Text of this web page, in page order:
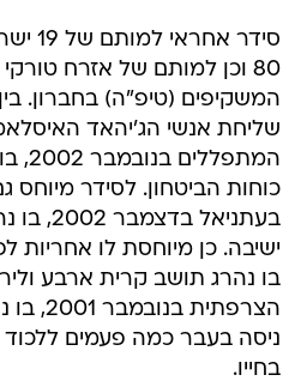
סידר
80 וכן למותם של אזרח
המשקיפים (טיפ"ה) בחברון.
שליחת אנשי הג'יהאד
כוחות הביטחון. לסידר מיוחס
בעתניאל
בו נהרג תושב קרית ארבע
ניסה בעבר כמה פעמים
בחייו.